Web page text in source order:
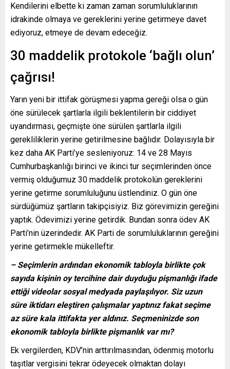
Kendilerini elbette ki zaman zaman sorumluluklarının
idrakinde olmaya ve gereklerini yerine getirmeye davet
ediyoruz, etmeye de devam edeceğiz.
30 maddelik protokole ‘bağlı olun’
çağrısı!
Yarın yeni bir ittifak görüşmesi yapma gereği olsa o gün
öne sürülecek şartlarla ilgili beklentilerin bir ciddiyet
uyandırması, geçmişte öne sürülen şartlarla ilgili
gerekliliklerin yerine getirilmesine bağlıdır. Dolayısıyla bir
kez daha AK Parti’ye sesleniyoruz: 14 ve 28 Mayıs
Cumhurbaşkanlığı birinci ve ikinci tur seçimlerinden önce
vermiş olduğumuz 30 maddelik protokolün gereklerini
yerine getirme sorumluluğunu üstlendiniz. O gün öne
sürdüğümüz şartların takipçisiyiz. Biz görevimizin gereğini
yaptık. Ödevimizi yerine getirdik. Bundan sonra ödev AK
Parti’nin üzerindedir. AK Parti de sorumluluklarının gereğini
yerine getirmekle mükelleftir.
– Seçimlerin ardından ekonomik tabloyla birlikte çok
sayıda kişinin oy tercihine dair duyduğu pişmanlığı ifade
ettiği videolar sosyal medyada paylaşılıyor. Siz uzun
süre iktidarı eleştiren çalışmalar yaptınız fakat seçime
az süre kala ittifakta yer aldınız. Seçmeninizde son
ekonomik tabloyla birlikte pişmanlık var mı?
Ek vergilerden, KDV’nin arttırılmasından, ödenmiş motorlu
taşıtlar vergisini tekrar ödeyecek olmaktan dolayı